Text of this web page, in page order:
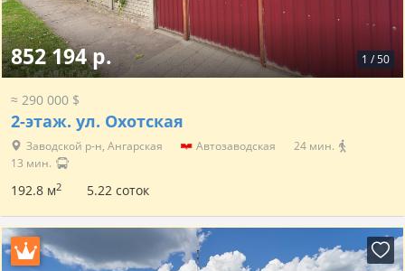
1 /50
852 194 р.
≈ 290 000 $
2-этаж. ул. Охотская
Заводской р-н, Ангарская Автозаводская
24 мин.
13 мин.
192.8 м2 5.22 соток